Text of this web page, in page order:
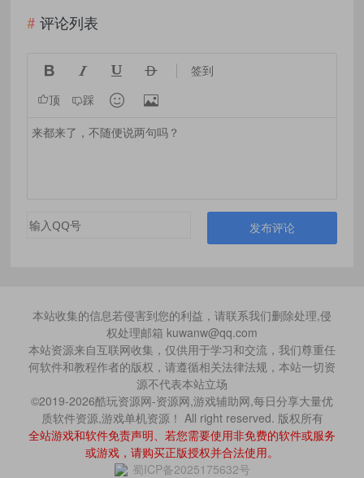
评论列表
    签到
顶 踩  
发布评论
本站收集的信息若侵害到您的利益，请联系我们删除处理,侵
权处理邮箱 kuwanw@qq.com
本站资源来自互联网收集，仅供用于学习和交流，我们尊重任
何软件和教程作者的版权，请遵循相关法律法规，本站一切资
源不代表本站立场
©2019-2026酷玩资源网-资源网,游戏辅助网,每日分享大量优
质软件资源,游戏单机资源！ All right reserved. 版权所有
全站游戏和软件免责声明、若您需要使用非免费的软件或服务
或游戏，请购买正版授权并合法使用。
蜀ICP备2025175632号